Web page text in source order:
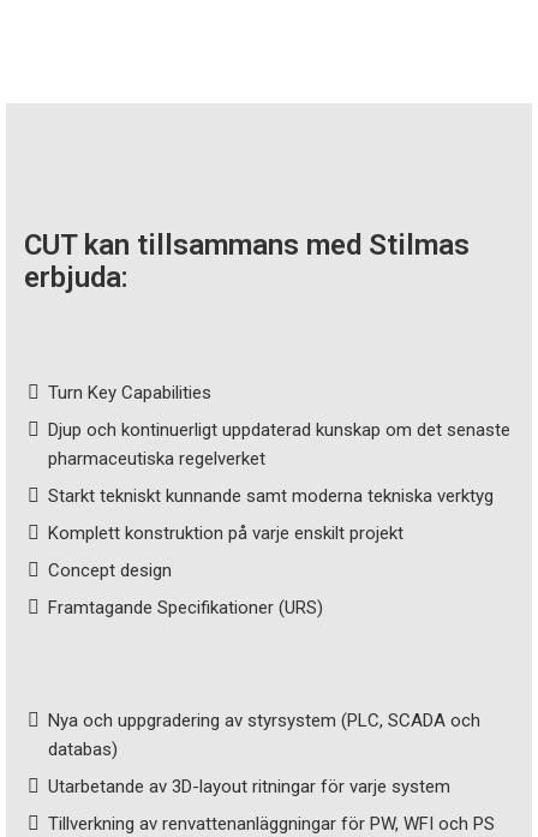
CUT kan tillsammans med Stilmas
erbjuda:
Turn Key Capabilities
Djup och kontinuerligt uppdaterad kunskap om det senaste
pharmaceutiska regelverket
Starkt tekniskt kunnande samt moderna tekniska verktyg
Komplett konstruktion på varje enskilt projekt
Concept design
Framtagande Specifikationer (URS)
Nya och uppgradering av styrsystem (PLC, SCADA och
databas)
Utarbetande av 3D-layout ritningar för varje system
Tillverkning av renvattenanläggningar för PW, WFI och PS